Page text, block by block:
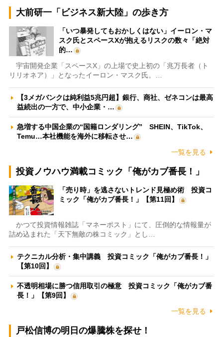
大前研一「ビジネス新大陸」の歩き方
「いつ暴発してもおかしくはない」イーロン・マ
スク氏とスペースXが抱えるリスクの数々「絶対
的…
宇宙開発企業「スペースX」の上場で史上初の「兆万長者（ト
リリオネア）」となったイーロン・マスク氏。…
【3メガバンクは純利益5兆円超】銀行、商社、ゼネコンは最高
益続出の一方で、中小企業・…
急増する中国企業の“国籍ロンダリング” SHEIN、TikTok、
Temu…本社機能を海外に移転させ…
一覧を見る
投資ノウハウ満載コミック「俺がカブ番長！」
「売り時」を逃さないトレンド見極め術 投資コ
ミック「俺がカブ番長！」【第11回】
かつて投資情報雑誌「マネーポスト」にて、圧倒的な情報量が
詰め込まれた「天下無敵の株コミック」とし…
テクニカル分析・集中講義 投資コミック「俺がカブ番長！」
【第10回】
不透明相場に勝つ信用取引の極意 投資コミック「俺がカブ番
長！」【第9回】
一覧を見る
戸松信博の明日の爆騰株を探せ！